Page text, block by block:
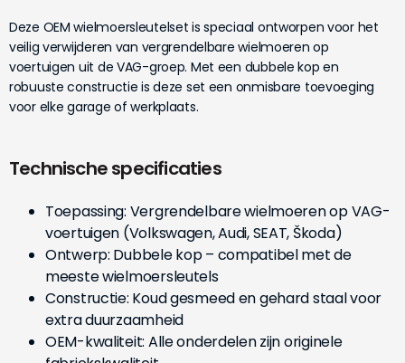
Deze OEM wielmoersleutelset is speciaal ontworpen voor het
veilig verwijderen van vergrendelbare wielmoeren op
voertuigen uit de VAG-groep. Met een dubbele kop en
robuuste constructie is deze set een onmisbare toevoeging
voor elke garage of werkplaats.
Technische specificaties
Toepassing: Vergrendelbare wielmoeren op VAG-
voertuigen (Volkswagen, Audi, SEAT, Škoda)
Ontwerp: Dubbele kop – compatibel met de
meeste wielmoersleutels
Constructie: Koud gesmeed en gehard staal voor
extra duurzaamheid
OEM-kwaliteit: Alle onderdelen zijn originele